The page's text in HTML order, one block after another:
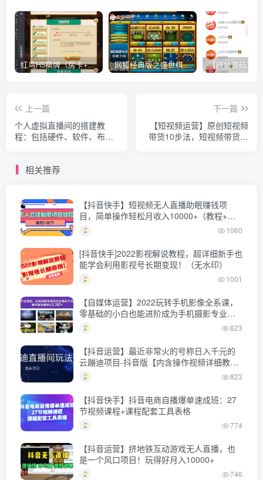
红鸟H5棋牌（房卡+金币）全套双模式游戏源码 网狐经典版之盛世棋牌完整游戏源码（包含文档、架设教程、网站、源代码等）
上一篇
个人虚拟直播间的搭建教
程：包括硬件、软件、布
下一篇
【短视频运营】原创短视频
带货10步法，短视频带货模
相关推荐
【抖音快手】短视频无人直播助眠赚钱项
目，简单操作轻松月收入10000+（教程+素
材+软件）
1060
[抖音快手]2022影视解说教程，超详细新手也
能学会利用影视号长期变现！（无水印）
1001
【自媒体运营】2022玩转手机影像全系课，
零基础的小白也能进阶成为手机摄影专业人
士
823
【抖音运营】最近非常火的号称日入千元的
云蹦迪项目-抖音版【内含操作视频详细教
程】
823
【抖音快手】抖音电商自播爆单速成班：27
节视频课程+课程配套工具表格
774
【抖音运营】挤地铁互动游戏无人直播，也
是一个风口项目！玩得好月入10000+
746